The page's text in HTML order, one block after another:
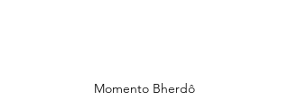
Momento Bherdô